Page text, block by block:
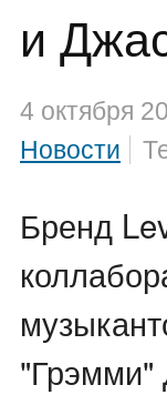
и
4 октября
Новости
Бренд
"Грэмми"